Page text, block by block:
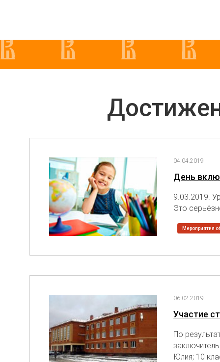
04.04.2019
День
9.03.2019.
Это
Мероприятия
06.02.2019
Участие
По
Юлия; 10